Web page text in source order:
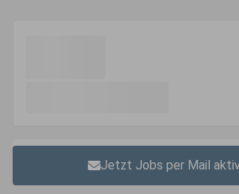
Jetzt Jobs per Mail